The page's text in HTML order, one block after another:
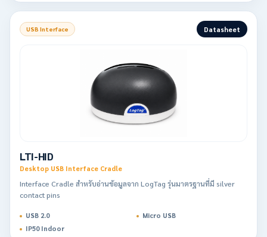
USB Interface Datasheet
LTI-HID
Desktop USB Interface Cradle
Interface Cradle สำหรับอ่านข้อมูลจาก LogTag รุ่นมาตรฐานที่มี silver
contact pins
USB 2.0
Micro USB
IP50 Indoor